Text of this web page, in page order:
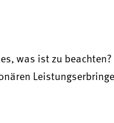
was ist zu beachten?